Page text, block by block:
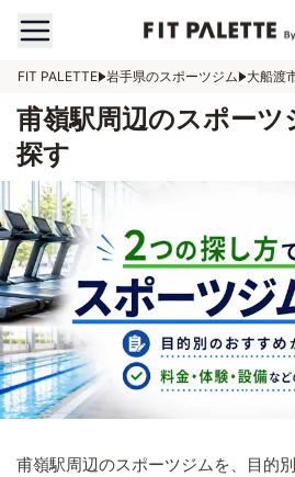
FIT PALETTE 岩手県のスポーツジム 大船渡
甫嶺駅周辺のスポーツ
探す
甫嶺駅周辺のスポーツジムを、目的